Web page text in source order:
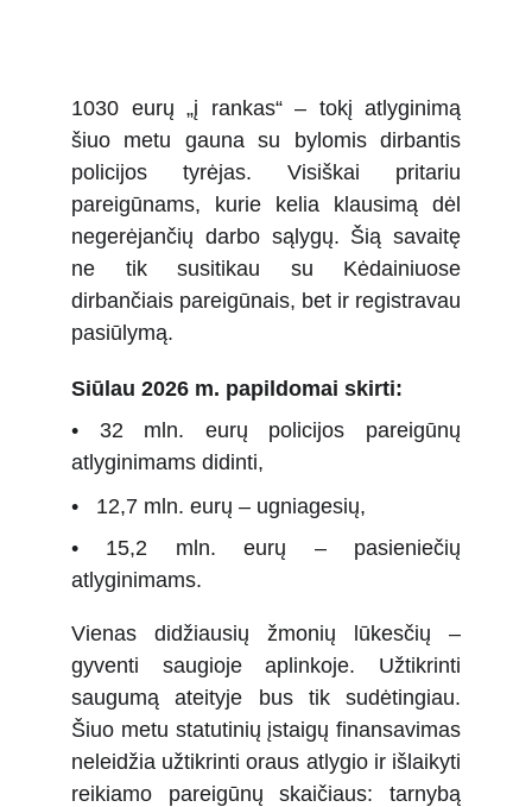
1030 eurų „į rankas“ – tokį atlyginimą
šiuo metu gauna su bylomis dirbantis
policijos tyrėjas. Visiškai pritariu
pareigūnams, kurie kelia klausimą dėl
negerėjančių darbo sąlygų. Šią savaitę
ne tik susitikau su Kėdainiuose
dirbančiais pareigūnais, bet ir registravau
pasiūlymą.
Siūlau 2026 m. papildomai skirti:
• 32 mln. eurų policijos pareigūnų
atlyginimams didinti,
• 12,7 mln. eurų – ugniagesių,
• 15,2 mln. eurų – pasieniečių
atlyginimams.
Vienas didžiausių žmonių lūkesčių –
gyventi saugioje aplinkoje. Užtikrinti
saugumą ateityje bus tik sudėtingiau.
Šiuo metu statutinių įstaigų finansavimas
neleidžia užtikrinti oraus atlygio ir išlaikyti
reikiamo pareigūnų skaičiaus: tarnybą